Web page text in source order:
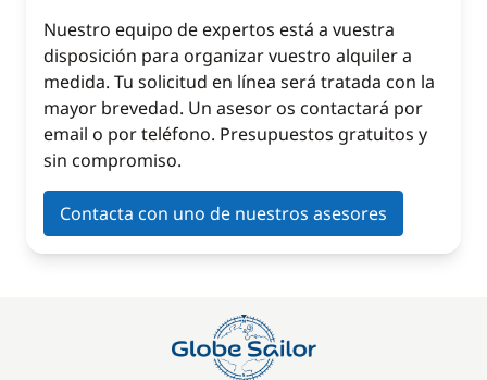
Nuestro equipo de expertos está a vuestra
disposición para organizar vuestro alquiler a
medida. Tu solicitud en línea será tratada con la
mayor brevedad. Un asesor os contactará por
email o por teléfono. Presupuestos gratuitos y
sin compromiso.
Contacta con uno de nuestros asesores